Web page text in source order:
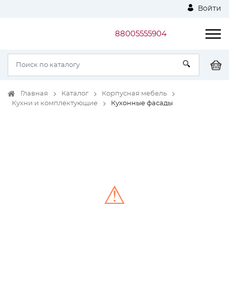
Войти
88005555904
Главная Каталог
Корпусная мебель
Кухни и комплектующие
Кухонные фасады
⚠